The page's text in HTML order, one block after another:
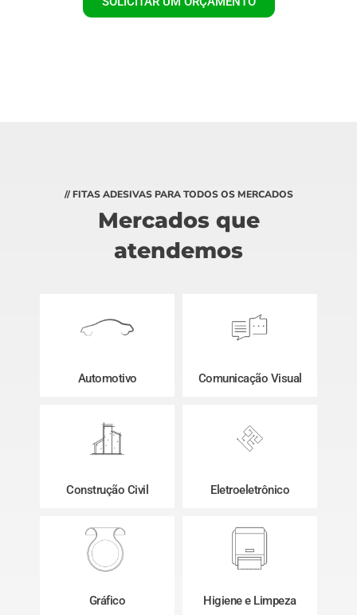
// FITAS ADESIVAS PARA TODOS OS MERCADOS
Mercados que
atendemos
Automotivo Comunicação Visual
Construção Civil Eletroeletrônico
Gráfico Higiene e Limpeza